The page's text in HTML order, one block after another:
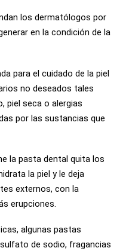
los dermatólogos por
en la condición de la
para el cuidado de la piel
no deseados tales
piel seca o alergias
por las sustancias que
la pasta dental quita los
la piel y le deja
externos, con la
erupciones.
algunas pastas
de sodio, fragancias